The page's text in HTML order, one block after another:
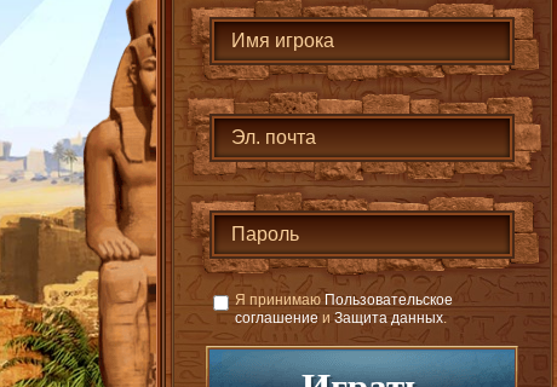
Я принимаю Пользовательское
соглашение иЗащита данных.